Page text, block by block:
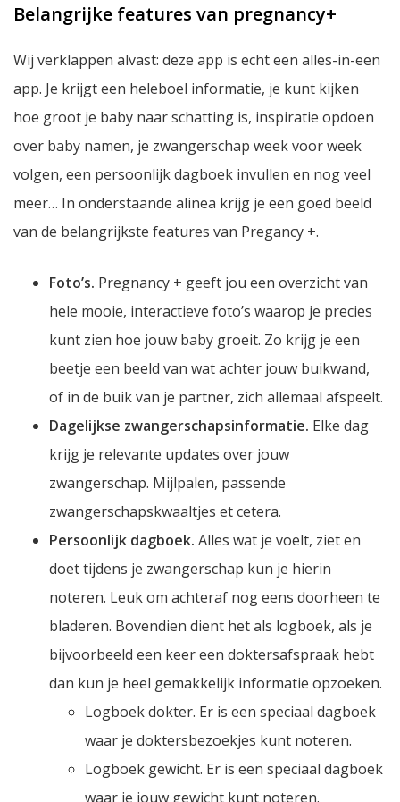
Belangrijke features van pregnancy+
Wij verklappen alvast: deze app is echt een alles-in-een
app. Je krijgt een heleboel informatie, je kunt kijken
hoe groot je baby naar schatting is, inspiratie opdoen
over baby namen, je zwangerschap week voor week
volgen, een persoonlijk dagboek invullen en nog veel
meer… In onderstaande alinea krijg je een goed beeld
van de belangrijkste features van Pregancy +.
Foto’s. Pregnancy + geeft jou een overzicht van
hele mooie, interactieve foto’s waarop je precies
kunt zien hoe jouw baby groeit. Zo krijg je een
beetje een beeld van wat achter jouw buikwand,
of in de buik van je partner, zich allemaal afspeelt.
Dagelijkse zwangerschapsinformatie. Elke dag
krijg je relevante updates over jouw
zwangerschap. Mijlpalen, passende
zwangerschapskwaaltjes et cetera.
Persoonlijk dagboek. Alles wat je voelt, ziet en
doet tijdens je zwangerschap kun je hierin
noteren. Leuk om achteraf nog eens doorheen te
bladeren. Bovendien dient het als logboek, als je
bijvoorbeeld een keer een doktersafspraak hebt
dan kun je heel gemakkelijk informatie opzoeken.
Logboek dokter. Er is een speciaal dagboek
waar je doktersbezoekjes kunt noteren.
Logboek gewicht. Er is een speciaal dagboek
waar je jouw gewicht kunt noteren.